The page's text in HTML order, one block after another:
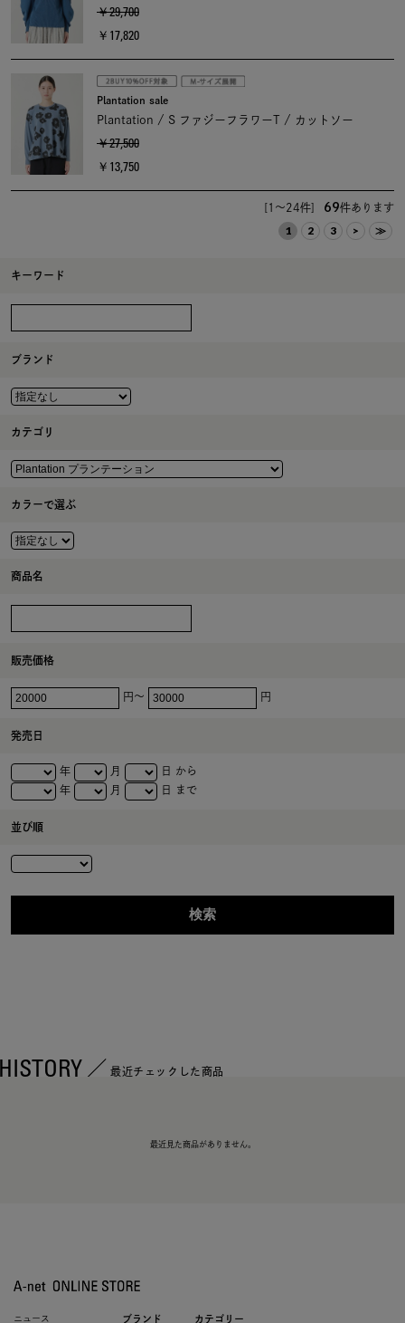
￥29,700
￥17,820
Plantation sale
Plantation / S ファジーフラワーT / カットソー
￥27,500
￥13,750
[1～24件] 69件あります
1 2 3 > ≫
キーワード
ブランド
カテゴリ
カラーで選ぶ
商品名
販売価格
円～ 円
発売日
年 月
日 から
年
月 日 まで
並び順
最近チェックした商品
最近見た商品がありません。
ニュース ブランド カテゴリー